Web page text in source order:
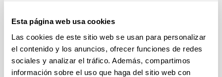
Esta página web usa cookies
Las cookies de este sitio web se usan para personalizar
el contenido y los anuncios, ofrecer funciones de redes
sociales y analizar el tráfico. Además, compartimos
información sobre el uso que haga del sitio web con